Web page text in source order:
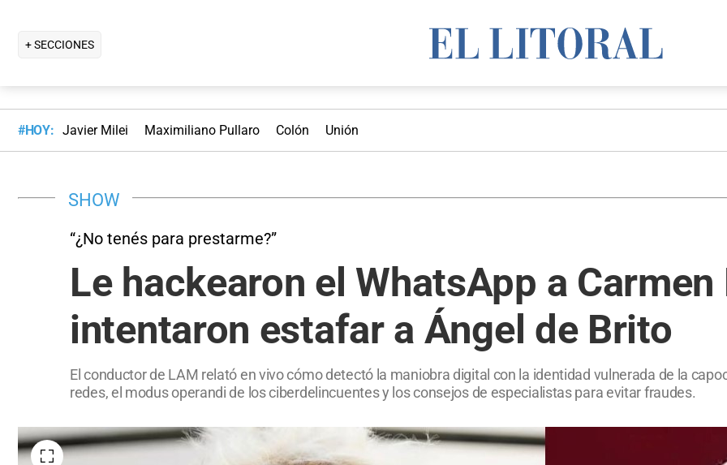
+ SECCIONES
#HOY: Javier Milei Maximiliano Pullaro Colón Unión
SHOW
“¿No tenés para prestarme?”
Le hackearon el WhatsApp a
intentaron estafar a Ángel de Brito
El conductor de LAM relató en vivo cómo detectó la maniobra digital con la identidad vulnerada de la
redes, el modus operandi de los ciberdelincuentes y los consejos de especialistas para evitar fraudes.